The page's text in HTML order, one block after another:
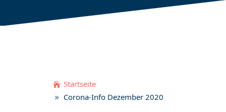
Startseite
Corona-Info Dezember 2020